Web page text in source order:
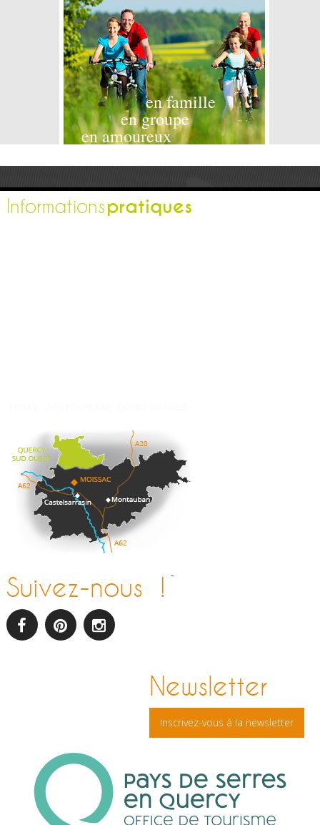
en famille
en groupe
en amoureux
Informationspratiques
Suivez-nous !
Newsletter
Inscrivez-vous à la newsletter
-